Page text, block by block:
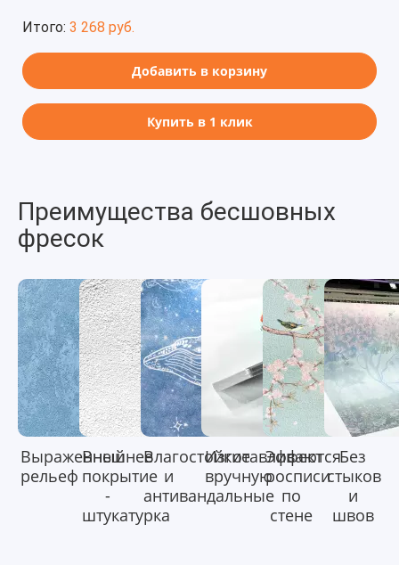
Итого: 3 268 руб.
Добавить в корзину
Купить в 1 клик
Преимущества бесшовных
фресок
Выраженный
рельеф
Внешнее
покрытие
-
штукатурка
Влагостойкие
и
антивандальные
Изготавливаются
вручную
Эффект
росписи
по
стене
Без
стыков
и
швов